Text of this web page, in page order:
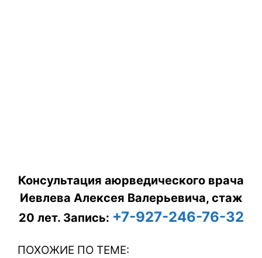
Консультация аюрведического врача
Иевлева Алексея Валерьевича, стаж
20 лет. Запись: +7-927-246-76-32
ПОХОЖИЕ ПО ТЕМЕ: